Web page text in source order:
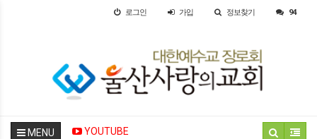
로그인 가입 정보찾기 94
MENU YOUTUBE